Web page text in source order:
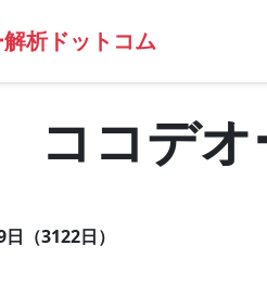
析ドットコム
ココデ
（3122日）